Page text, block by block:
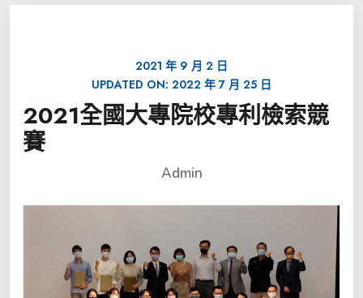
2021 年 9 月 2 日
UPDATED ON: 2022 年 7 月 25 日
2021全國大專院校專利檢索競
賽
Admin